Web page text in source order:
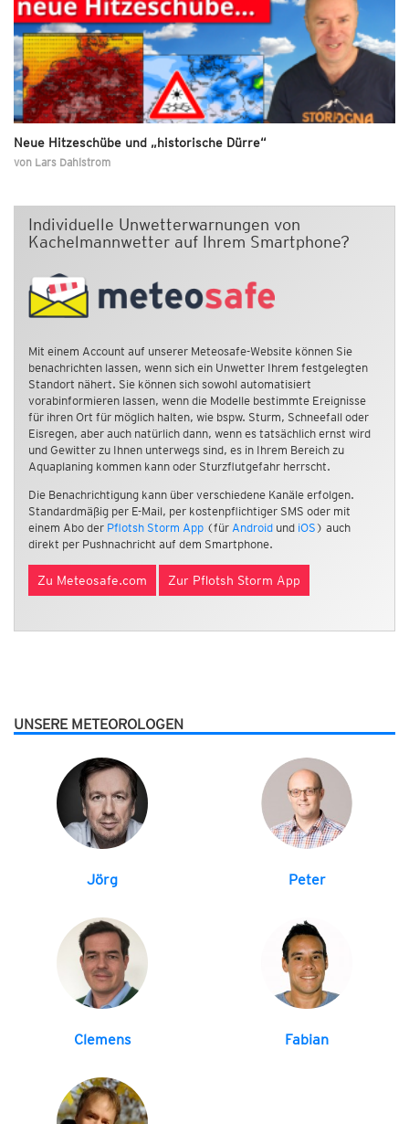
Neue Hitzeschübe und „historische Dürre“
von Lars Dahlstrom
Individuelle Unwetterwarnungen von
Kachelmannwetter auf Ihrem Smartphone?
Mit einem Account auf unserer Meteosafe-Website können Sie
benachrichten lassen, wenn sich ein Unwetter Ihrem festgelegten
Standort nähert. Sie können sich sowohl automatisiert
vorabinformieren lassen, wenn die Modelle bestimmte Ereignisse
für ihren Ort für möglich halten, wie bspw. Sturm, Schneefall oder
Eisregen, aber auch natürlich dann, wenn es tatsächlich ernst wird
und Gewitter zu Ihnen unterwegs sind, es in Ihrem Bereich zu
Aquaplaning kommen kann oder Sturzflutgefahr herrscht.
Die Benachrichtigung kann über verschiedene Kanäle erfolgen.
Standardmäßig per E-Mail, per kostenpflichtiger SMS oder mit
einem Abo der Pflotsh Storm App (für Android und iOS ) auch
direkt per Pushnachricht auf dem Smartphone.
Zu Meteosafe.com Zur Pflotsh Storm App
UNSERE METEOROLOGEN
Jörg Peter
Clemens Fabian